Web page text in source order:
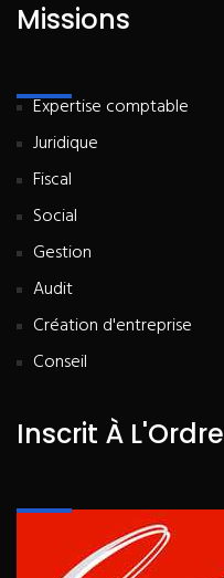
Missions
Expertise comptable
Juridique
Fiscal
Social
Gestion
Audit
Création d'entreprise
Conseil
Inscrit À L'Ordre